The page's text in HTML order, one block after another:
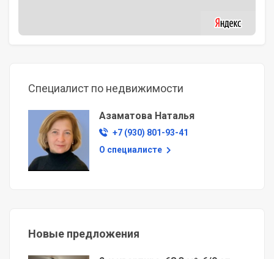
Специалист по недвижимости
Азаматова Наталья
+7 (930) 801-93-41
О специалисте
Новые предложения